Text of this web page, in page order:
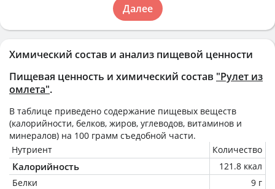
Химический состав и анализ пищевой ценности
Пищевая ценность и химический состав "Рулет из
омлета".
В таблице приведено содержание пищевых веществ
(калорийности, белков, жиров, углеводов, витаминов и
минералов) на 100 грамм съедобной части.
Нутриент
Количество
Калорийность
121.8 ккал
Белки
9 г
Далее